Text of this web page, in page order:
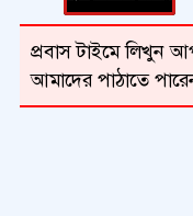
প্রবাস টাইমে লিখুন
আমাদের পাঠাতে